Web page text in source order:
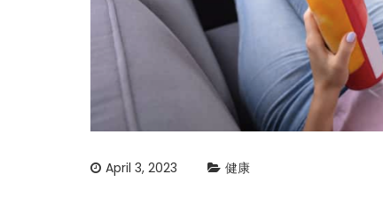
April 3, 2023 健康